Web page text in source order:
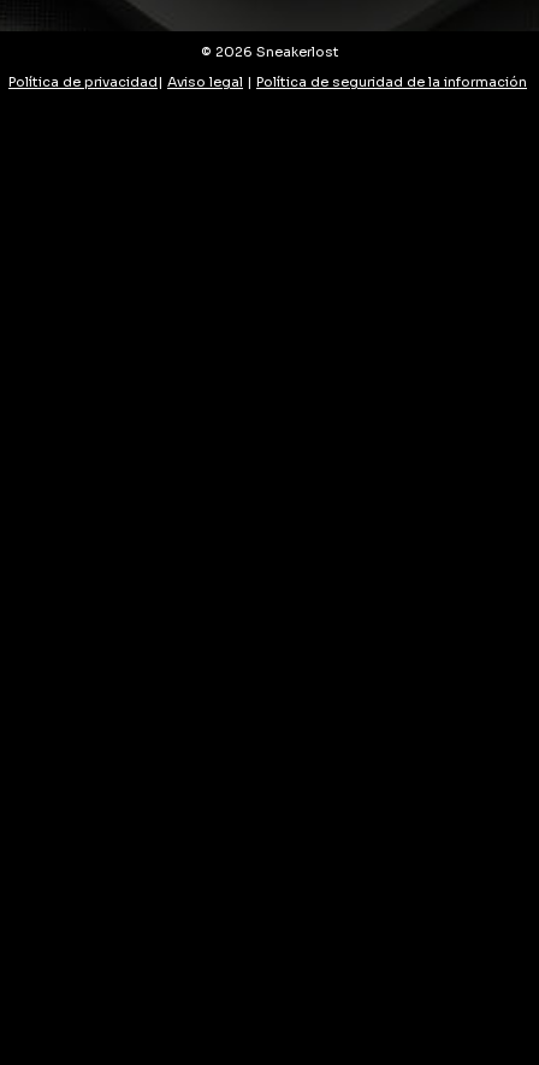
© 2026 Sneakerlost
Política de privacidad| Aviso legal | Política de seguridad de la información